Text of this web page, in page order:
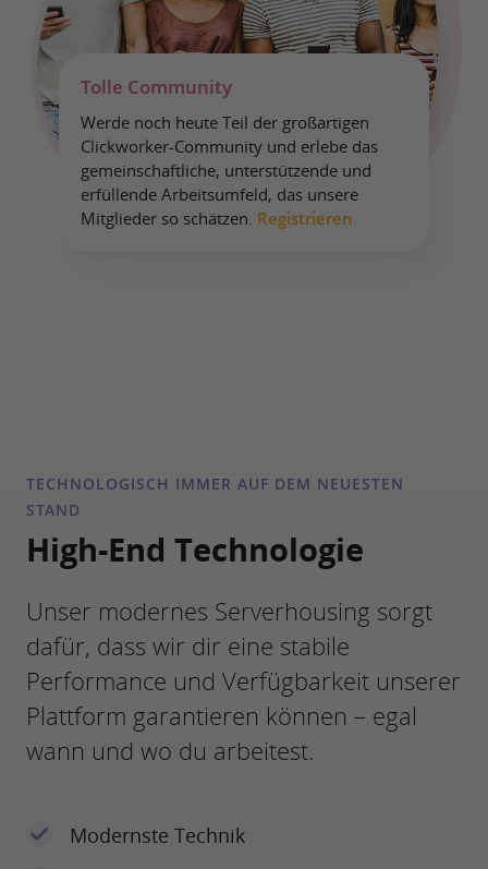
Tolle Community
Werde noch heute Teil der großartigen
Clickworker-Community und erlebe das
gemeinschaftliche, unterstützende und
erfüllende Arbeitsumfeld, das unsere
Mitglieder so schätzen. Registrieren
TECHNOLOGISCH IMMER AUF DEM NEUESTEN
STAND
High-End Technologie
Unser modernes Serverhousing sorgt
dafür, dass wir dir eine stabile
Performance und Verfügbarkeit unserer
Plattform garantieren können – egal
wann und wo du arbeitest.
Modernste Technik